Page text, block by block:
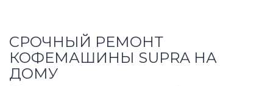
СРОЧНЫЙ РЕМОНТ
КОФЕМАШИНЫ SUPRA НА
ДОМУ